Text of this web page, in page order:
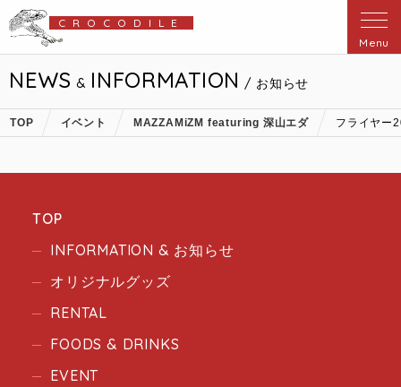
CROCODILE
Menu
NEWS & INFORMATION / お知らせ
TOP イベント MAZZAMiZM featuring 深山エダ フライヤー
TOP
INFORMATION & お知らせ
オリジナルグッズ
RENTAL
FOODS & DRINKS
EVENT